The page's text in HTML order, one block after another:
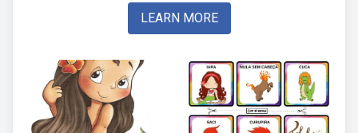
LEARN MORE